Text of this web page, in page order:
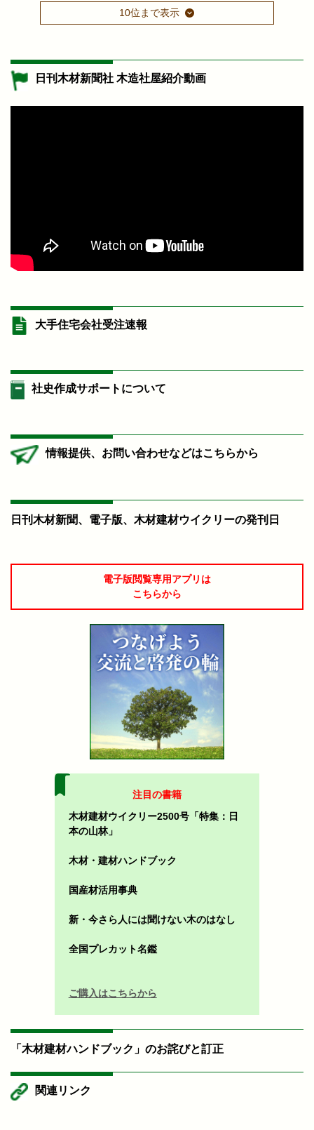
10位まで表示
日刊木材新聞社 木造社屋紹介動画
大手住宅会社受注速報
社史作成サポートについて
情報提供、お問い合わせなどはこちらから
日刊木材新聞、電子版、木材建材ウイクリーの発刊日
電子版閲覧専用アプリは
こちらから
注目の書籍
木材建材ウイクリー2500号「特集：日
本の山林」
木材・建材ハンドブック
国産材活用事典
新・今さら人には聞けない木のはなし
全国プレカット名鑑
ご購入はこちらから
「木材建材ハンドブック」のお詫びと訂正
関連リンク